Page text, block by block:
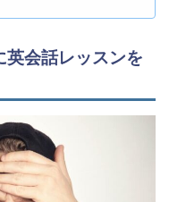
英会話レッスンを